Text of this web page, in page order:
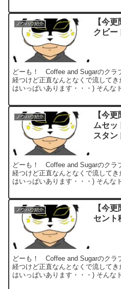
ノウハウ紹介
【今
クビー
どーも！ Coffee and Sugarのクラ
経つけど正直なんとなくで流して
はいっぱいあります・・・) そんな
ノウハウ紹介
【今
ムセッ
スタン
どーも！ Coffee and Sugarのクラ
経つけど正直なんとなくで流して
はいっぱいあります・・・) そんな
ノウハウ紹介
【今
セント
どーも！ Coffee and Sugarのクラ
経つけど正直なんとなくで流して
はいっぱいあります・・・) そんな